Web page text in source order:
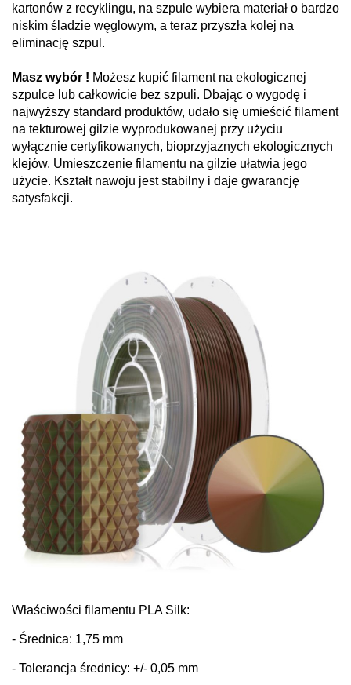
kartonów z recyklingu, na szpule wybiera materiał o bardzo
niskim śladzie węglowym, a teraz przyszła kolej na
eliminację szpul.
Masz wybór ! Możesz kupić filament na ekologicznej
szpulce lub całkowicie bez szpuli. Dbając o wygodę i
najwyższy standard produktów, udało się umieścić filament
na tekturowej gilzie wyprodukowanej przy użyciu
wyłącznie certyfikowanych, bioprzyjaznych ekologicznych
klejów. Umieszczenie filamentu na gilzie ułatwia jego
użycie. Kształt nawoju jest stabilny i daje gwarancję
satysfakcji.
Właściwości filamentu PLA Silk:
- Średnica: 1,75 mm
- Tolerancja średnicy: +/- 0,05 mm